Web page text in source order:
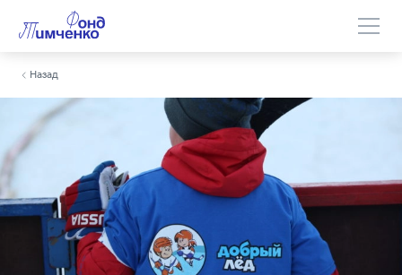
Назад